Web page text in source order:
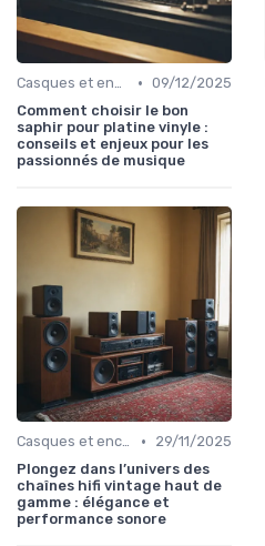
Casques et enceintes de monitoring • 09/12/2025
Comment choisir le bon
saphir pour platine vinyle :
conseils et enjeux pour les
passionnés de musique
Casques et enceintes de monitoring •
29/11/2025
Plongez dans l’univers des
chaînes hifi vintage haut de
gamme : élégance et
performance sonore